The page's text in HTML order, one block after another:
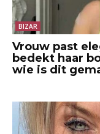
BIZAR
Vrouw past
bedekt haar
wie is dit